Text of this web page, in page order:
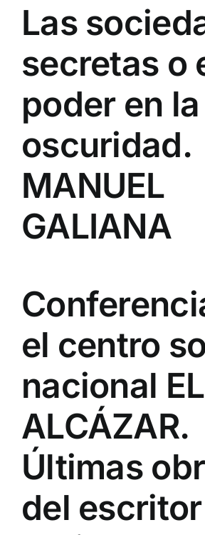
Las
secretas o
poder en la
oscuridad.
MANUEL
GALIANA
el centro
nacional EL
ALCÁZAR.
Últimas
del